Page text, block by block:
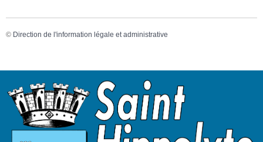
© Direction de l'information légale et administrative